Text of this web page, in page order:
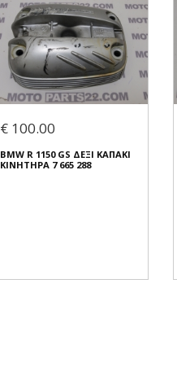
€ 100.00
BMW R 1150 GS ΔΕΞΙ ΚΑΠΑΚΙ
ΚΙΝΗΤΗΡΑ 7 665 288